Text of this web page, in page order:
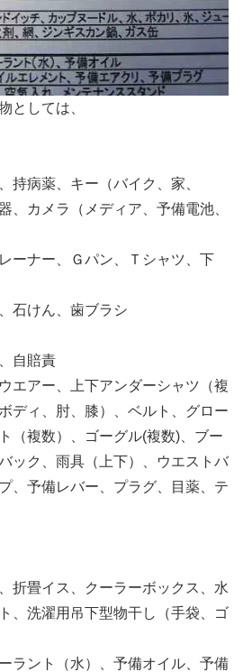
としては、
持病薬、キー（バイク、家、
、カメラ（メディア、予備電池、
ーナー、Ｇパン、Ｔシャツ、下
石けん、歯ブラシ
自賠責
エアー、上下アンダーシャツ（複
ディ、肘、膝）、ベルト、グロー
（複数）、ゴーグル(複数)、ブー
ック、雨具（上下）、ウエストバ
、予備レバー、プラグ、目薬、テ
折畳イス、クーラーボックス、水
、洗濯用吊下型物干し（手袋、ゴ
ラント（水）、予備オイル、予備